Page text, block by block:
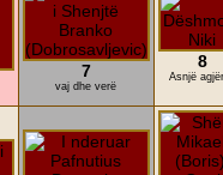
7
vaj dhe verë
8
Asnjë